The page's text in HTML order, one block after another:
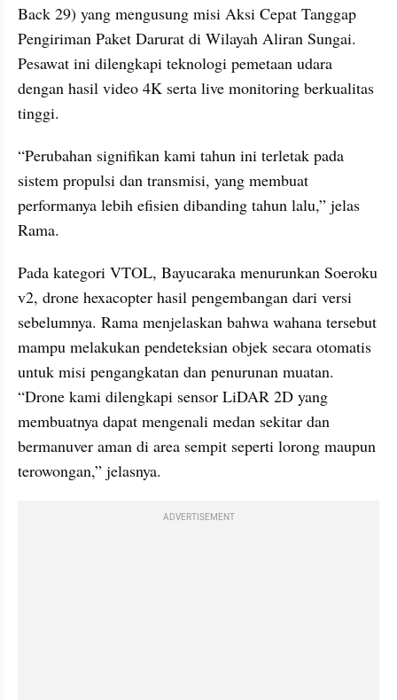
Back 29) yang mengusung misi Aksi Cepat Tanggap
Pengiriman Paket Darurat di Wilayah Aliran Sungai.
Pesawat ini dilengkapi teknologi pemetaan udara
dengan hasil video 4K serta live monitoring berkualitas
tinggi.
“Perubahan signifikan kami tahun ini terletak pada
sistem propulsi dan transmisi, yang membuat
performanya lebih efisien dibanding tahun lalu,” jelas
Rama.
Pada kategori VTOL, Bayucaraka menurunkan Soeroku
v2, drone hexacopter hasil pengembangan dari versi
sebelumnya. Rama menjelaskan bahwa wahana tersebut
mampu melakukan pendeteksian objek secara otomatis
untuk misi pengangkatan dan penurunan muatan.
“Drone kami dilengkapi sensor LiDAR 2D yang
membuatnya dapat mengenali medan sekitar dan
bermanuver aman di area sempit seperti lorong maupun
terowongan,” jelasnya.
ADVERTISEMENT